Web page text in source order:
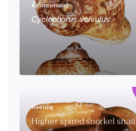
ชื่อวิทยาศาสตร์
Cyclophorus volvulus
ชื่อสามัญ
Higher spired snorkel snail